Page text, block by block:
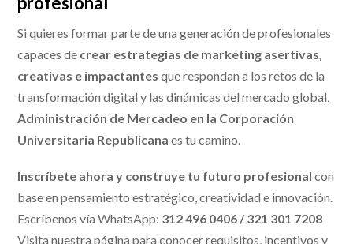
Si quieres formar parte de una generación de profesionales
capaces de crear estrategias de marketing asertivas,
creativas e impactantes que respondan a los retos de la
transformación digital y las dinámicas del mercado global,
Administración de Mercadeo en la Corporación
Universitaria Republicana es tu camino.
Inscríbete ahora y construye tu futuro profesional con
base en pensamiento estratégico, creatividad e innovación.
Escríbenos vía WhatsApp: 312 496 0406 / 321 301 7208
Visita nuestra página para conocer requisitos, incentivos y